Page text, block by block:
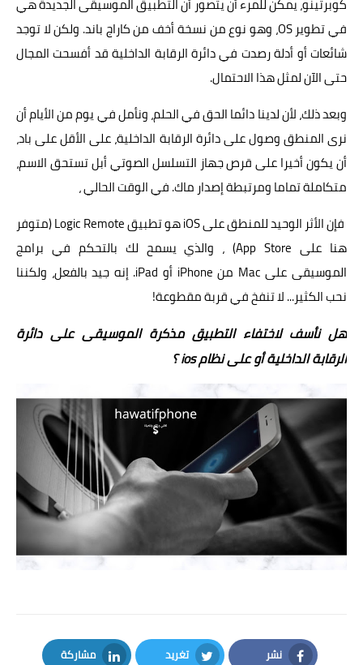
في تطوير OS، وهو نوع من نسخة أخف من كاراج باند. ولكن لا توجد
شائعات أو أدلة رصدت في دائرة الرقابة الداخلية قد أفسحت المجال
حتى الآن لمثل هذا الاحتمال.
وبعد ذلك، لأن لدينا دائما الحق في الحلم، ونأمل في يوم من الأيام أن
نرى المنطق وصول على دائرة الرقابة الداخلية، على الأقل على باد،
أن يكون أخيرا على قرص جهاز التسلسل الصوتي أبل تستحق الاسم،
متكاملة تماما ومرتبطة إصدار ماك. في الوقت الحالي ،
فإن الأثر الوحيد للمنطق على iOS هو تطبيق Logic Remote (متوفر
هنا على App Store) ، والذي يسمح لك بالتحكم في برامج
الموسيقى على Mac من iPhone أو iPad. إنه جيد بالفعل، ولكننا
نحب الكثير... لا تنفخ في قربة مقطوعة!
هل نأسف لاختفاء التطبيق مذكرة الموسيقى على دائرة
الرقابة الداخلية أو على نظام ios ؟
نشر تغريد مشاركة